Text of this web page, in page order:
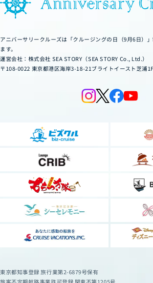
アニバーサリークルーズは「クルージングの日（9月6日）
ます。
運営会社：株式会社 SEA STORY（SEA STORY Co., Ltd.）
〒108-0022 東京都港区海岸3-18-21ブライトイースト芝浦1F
東京都知事登録 旅行業第2-6879号保有